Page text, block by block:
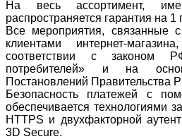
На весь ассортимент,
распространяется гарантия на 1
Все мероприятия, связанные
клиентами интернет-
соответствии с
потребителей» и на
Постановлений Правительства
Безопасность платежей с
обеспечивается технологиями
HTTPS и двухфакторной
3D Secure.